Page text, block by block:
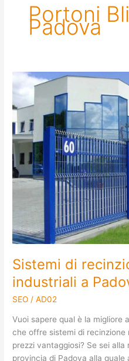
Portoni
Padova
Sistemi di
industriali a
SEO /AD02
Vuoi sapere qual è la migliore
che offre sistemi di recinzione
prezzi vantaggiosi? Se sei
provincia di Padova alla quale
Sistemi
recinzione
residenziali
industriali
a
Padova